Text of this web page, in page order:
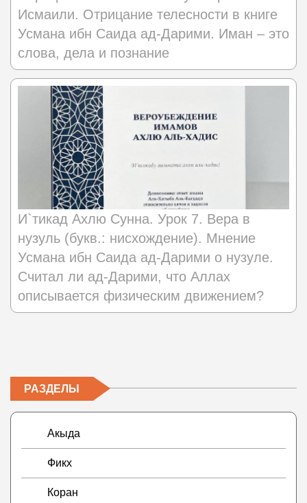
Исмаили. Отрицание телесности в книге
Усмана ибн Саида ад-Дарими. Иман – это
слова, дела и познание
И`тикад Ахлю Сунна. Урок 7. Вера в
нузуль (букв.: нисхождение). Мнение
Усмана ибн Саида ад-Дарими о нузуле.
Считал ли ад-Дарими, что Аллах
описывается физическим движением?
РАЗДЕЛЫ
Акыда
Фикх
Коран